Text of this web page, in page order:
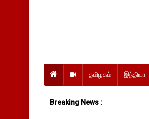
தமிழகம் இந்தியா
Breaking News :